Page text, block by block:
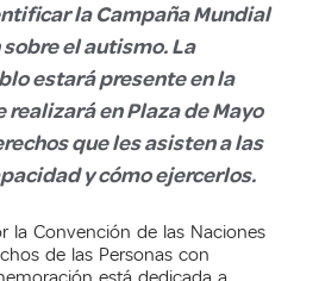
la Campaña Mundial
el autismo. La
estará presente en la
en Plaza de Mayo
que les asisten a las
y cómo ejercerlos.
la Convención de las Naciones
de las Personas con